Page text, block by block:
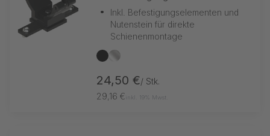
•
Inkl. Befestigungselementen und
Nutenstein für direkte
Schienenmontage
schwarz
silber
24,50 €/ Stk.
29,16 € inkl. 19% Mwst.